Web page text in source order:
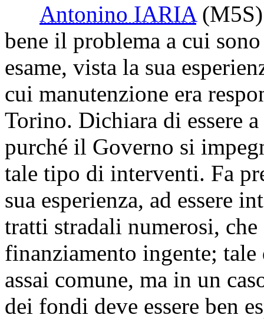
Antonino IARIA (M5S)
bene il problema a cui
esame, vista la sua
cui manutenzione era
Torino. Dichiara di essere
purché il Governo si
tale tipo di interventi. Fa
sua esperienza, ad essere
tratti stradali numerosi,
finanziamento ingente;
assai comune, ma in un
dei fondi deve essere ben